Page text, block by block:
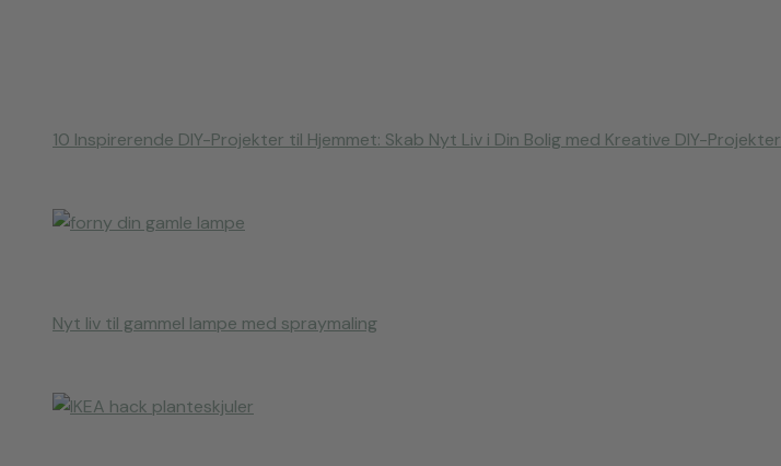
10 Inspirerende DIY-Projekter til Hjemmet: Skab Nyt Liv i Din Bolig med Kreative DIY-Projekter
Nyt liv til gammel lampe med spraymaling